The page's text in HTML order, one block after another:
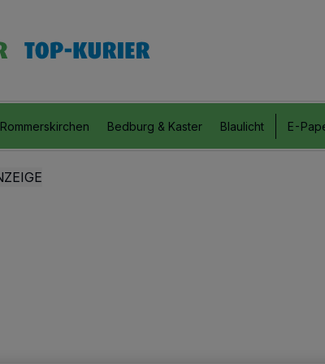
Rommerskirchen Bedburg & Kaster Blaulicht E-